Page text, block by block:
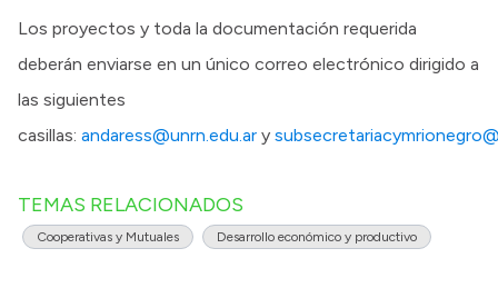
Los proyectos y toda la documentación requerida
deberán enviarse en un único correo electrónico dirigido a
las siguientes
casillas: andaress@unrn.edu.ar y
TEMAS RELACIONADOS
Cooperativas y Mutuales Desarrollo económico y productivo